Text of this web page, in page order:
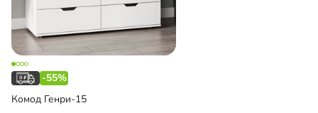
-55%
Комод Генри-15